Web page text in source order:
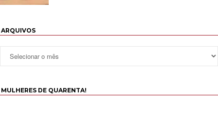
ARQUIVOS
MULHERES DE QUARENTA!